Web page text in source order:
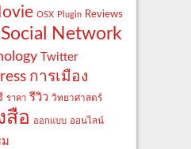
OSX Plugin Reviews
Social Network
Twitter
การเมือง
ราคา รีวิว วิทยาศาสตร์
สือ ออกแบบ ออนไลน์
ม